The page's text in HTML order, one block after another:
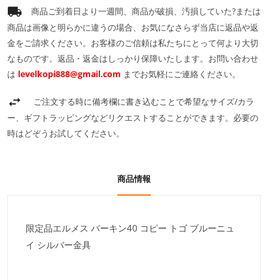
商品ご到着日より一週間、商品が破損、汚損していた?または
商品は画像と明らかに違うの場合、お気になさらず当店に返品や返
金をご請求ください。お客様のご信頼は私たちにとって何より大切
なものです。返品・返金はしっかり保障いたします。お問い合わせ
は levelkopi888@gmail.com までお気軽にご連絡ください。
ご注文する時に備考欄に書き込むことで希望なサイズ/カラ
ー、ギフトラッピングなどリクエストすることができます。必要の
時はどぞうお試してください。
商品情報
限定品エルメス バーキン40 コピー トゴ ブルーニュ
イ シルバー金具